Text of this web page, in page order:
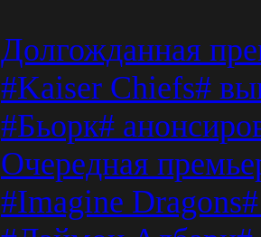
Долгожданная
#Kaiser Chiefs#
#Бьорк#
Очередная
#Imagine